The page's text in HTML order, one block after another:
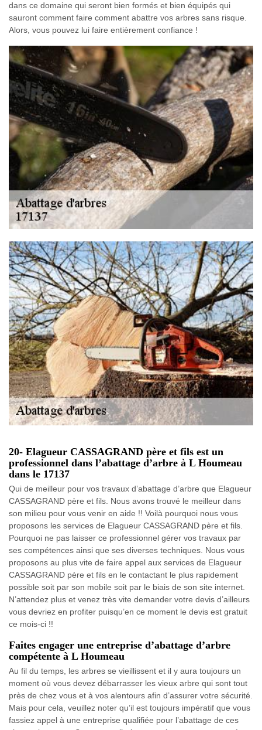
dans ce domaine qui seront bien formés et bien équipés qui
sauront comment faire comment abattre vos arbres sans risque.
Alors, vous pouvez lui faire entièrement confiance !
20- Elagueur CASSAGRAND père et fils est un
professionnel dans l’abattage d’arbre à L Houmeau
dans le 17137
Qui de meilleur pour vos travaux d’abattage d’arbre que Elagueur
CASSAGRAND père et fils. Nous avons trouvé le meilleur dans
son milieu pour vous venir en aide !! Voilà pourquoi nous vous
proposons les services de Elagueur CASSAGRAND père et fils.
Pourquoi ne pas laisser ce professionnel gérer vos travaux par
ses compétences ainsi que ses diverses techniques. Nous vous
proposons au plus vite de faire appel aux services de Elagueur
CASSAGRAND père et fils en le contactant le plus rapidement
possible soit par son mobile soit par le biais de son site internet.
N’attendez plus et venez très vite demander votre devis d’ailleurs
vous devriez en profiter puisqu’en ce moment le devis est gratuit
ce mois-ci !!
Faites engager une entreprise d’abattage d’arbre
compétente à L Houmeau
Au fil du temps, les arbres se vieillissent et il y aura toujours un
moment où vous devez débarrasser les vieux arbre qui sont tout
près de chez vous et à vos alentours afin d’assurer votre sécurité.
Mais pour cela, veuillez noter qu’il est toujours impératif que vous
fassiez appel à une entreprise qualifiée pour l’abattage de ces